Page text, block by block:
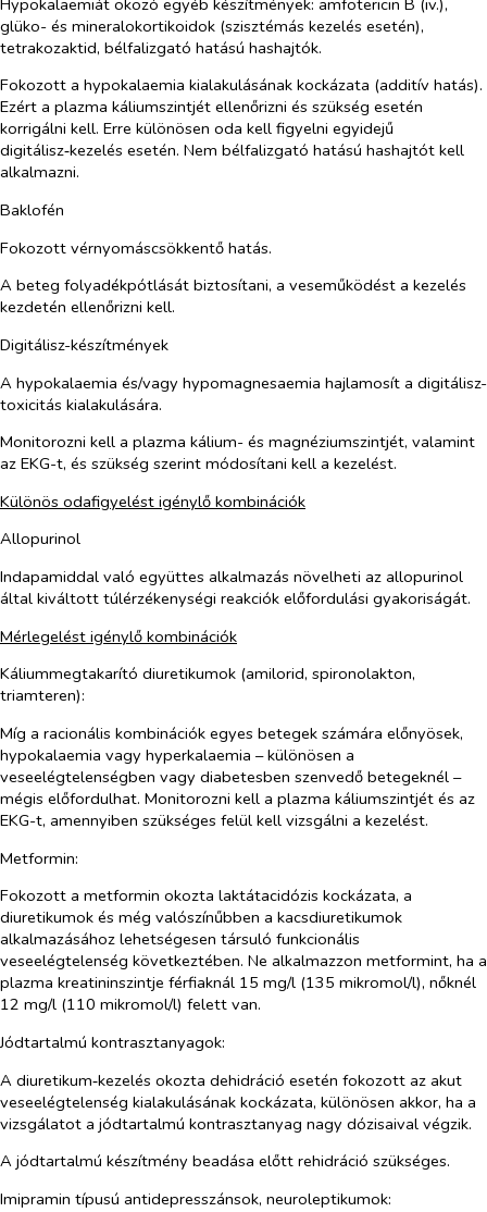
glüko- és mineralokortikoidok (szisztémás kezelés esetén),
tetrakozaktid, bélfalizgató hatású hashajtók.
Fokozott a hypokalaemia kialakulásának kockázata (additív hatás).
Ezért a plazma káliumszintjét ellenőrizni és szükség esetén
korrigálni kell. Erre különösen oda kell figyelni egyidejű
digitálisz‑kezelés esetén. Nem bélfalizgató hatású hashajtót kell
alkalmazni.
Baklofén
Fokozott vérnyomáscsökkentő hatás.
A beteg folyadékpótlását biztosítani, a veseműködést a kezelés
kezdetén ellenőrizni kell.
Digitálisz-készítmények
A hypokalaemia és/vagy hypomagnesaemia hajlamosít a digitálisz-
toxicitás kialakulására.
Monitorozni kell a plazma kálium- és magnéziumszintjét, valamint
az EKG-t, és szükség szerint módosítani kell a kezelést.
Különös odafigyelést igénylő kombinációk
Allopurinol
Indapamiddal való együttes alkalmazás növelheti az allopurinol
által kiváltott túlérzékenységi reakciók előfordulási gyakoriságát.
Mérlegelést igénylő kombinációk
Káliummegtakarító diuretikumok (amilorid, spironolakton,
triamteren):
Míg a racionális kombinációk egyes betegek számára előnyösek,
hypokalaemia vagy hyperkalaemia – különösen a
veseelégtelenségben vagy diabetesben szenvedő betegeknél –
mégis előfordulhat. Monitorozni kell a plazma káliumszintjét és az
EKG-t, amennyiben szükséges felül kell vizsgálni a kezelést.
Metformin:
Fokozott a metformin okozta laktátacidózis kockázata, a
diuretikumok és még valószínűbben a kacsdiuretikumok
alkalmazásához lehetségesen társuló funkcionális
veseelégtelenség következtében. Ne alkalmazzon metformint, ha a
plazma kreatininszintje férfiaknál 15 mg/l (135 mikromol/l), nőknél
12 mg/l (110 mikromol/l) felett van.
Jódtartalmú kontrasztanyagok:
A diuretikum‑kezelés okozta dehidráció esetén fokozott az akut
veseelégtelenség kialakulásának kockázata, különösen akkor, ha a
vizsgálatot a jódtartalmú kontrasztanyag nagy dózisaival végzik.
A jódtartalmú készítmény beadása előtt rehidráció szükséges.
Imipramin típusú antidepresszánsok, neuroleptikumok: